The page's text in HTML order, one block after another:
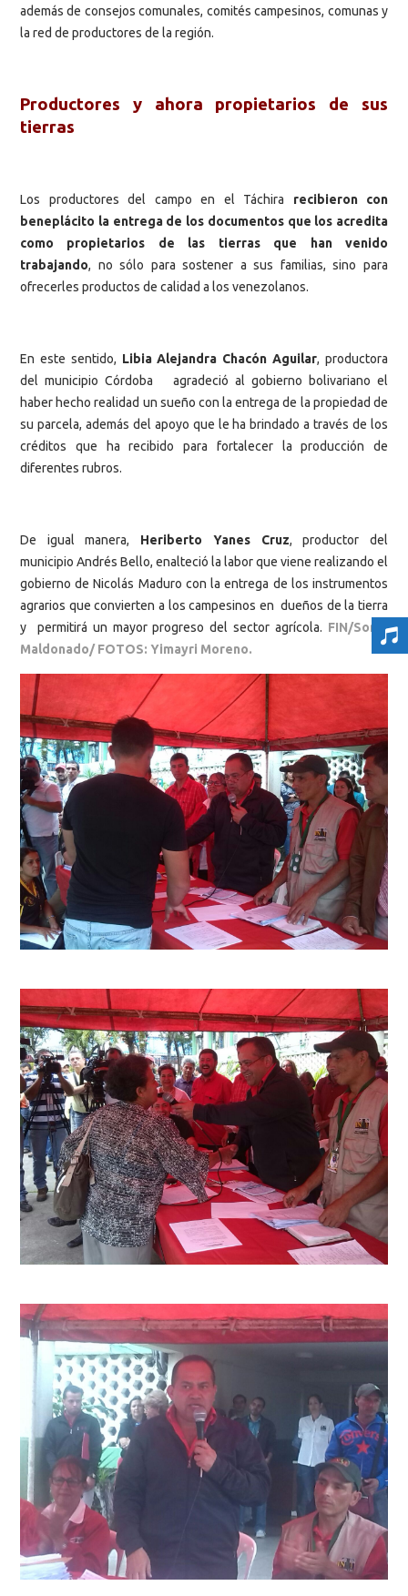
además de consejos comunales, comités campesinos, comunas y
la red de productores de la región.
Productores y ahora propietarios de sus
tierras
Los productores del campo en el Táchira recibieron con
beneplácito la entrega de los documentos que los acredita
como propietarios de las tierras que han venido
trabajando, no sólo para sostener a sus familias, sino para
ofrecerles productos de calidad a los venezolanos.
En este sentido, Libia Alejandra Chacón Aguilar, productora
del municipio Córdoba agradeció al gobierno bolivariano el
haber hecho realidad un sueño con la entrega de la propiedad de
su parcela, además del apoyo que le ha brindado a través de los
créditos que ha recibido para fortalecer la producción de
diferentes rubros.
De igual manera, Heriberto Yanes Cruz, productor del
municipio Andrés Bello, enalteció la labor que viene realizando el
gobierno de Nicolás Maduro con la entrega de los instrumentos
agrarios que convierten a los campesinos en dueños de la tierra
y permitirá un mayor progreso del sector agrícola. FIN/Sonia
Maldonado/ FOTOS: Yimayri Moreno.